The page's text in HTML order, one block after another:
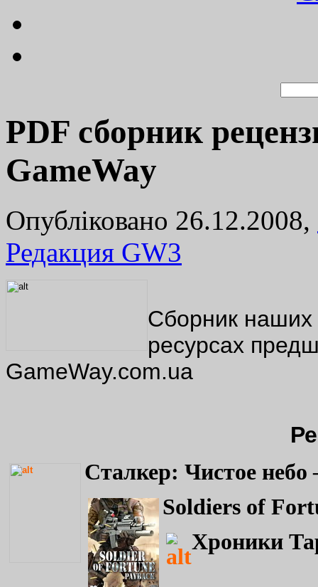
PDF сборник
GameWay
Опубліковано 26.12.2008,
Редакция GW3
Сборник наших
ресурсах
GameWay.com.ua
Сталкер: Чистое небо
Soldiers of
Хроники